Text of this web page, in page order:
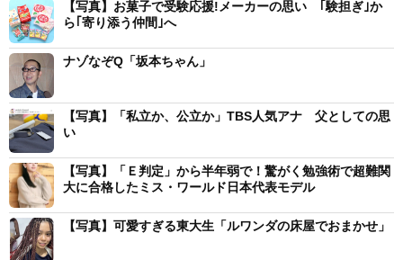
添えられています。
また、先生の熱意にほだされた高校生の多くが、早朝
から学校にて自習に励むようになるなどの変化があった
結果、もうひとつの重要な軸である進学実績の向上にも
明確な変化が生じました。関関同立合格実績は近5年間
で倍以上、阪大神大は5倍以上となり、中学受験業界で
の注目度も年々高まっています。校長先生の意思が現場
を変え、先生方のハートが生徒にも火をつけた好循環が
起こった一例といえるでしょう。
【写真】お菓子で受験応援!メーカーの思い ｢験担ぎ｣か
ら｢寄り添う仲間｣へ
ナゾなぞQ「坂本ちゃん」
【写真】「私立か、公立か」TBS人気アナ 父としての思
い
【写真】「Ｅ判定」から半年弱で！驚がく勉強術で超難関
大に合格したミス・ワールド日本代表モデル
【写真】可愛すぎる東大生「ルワンダの床屋でおまかせ」